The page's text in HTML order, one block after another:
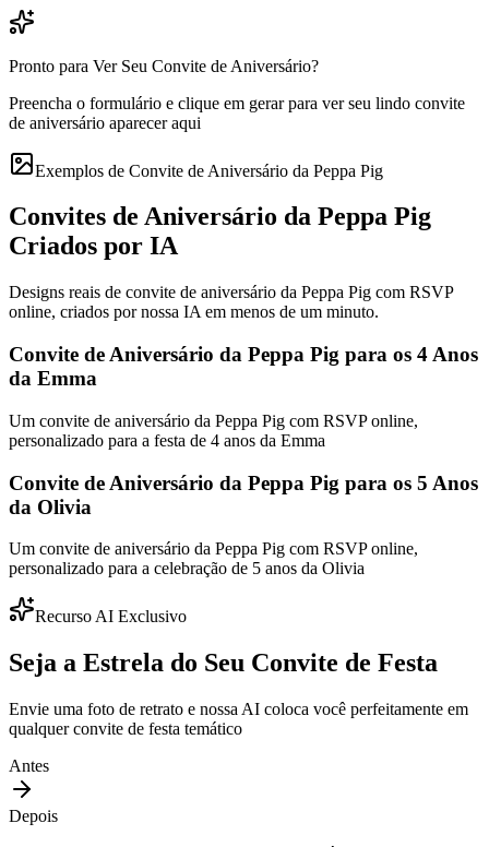
Pronto para Ver Seu Convite de Aniversário?
Preencha o formulário e clique em gerar para ver seu lindo convite
de aniversário aparecer aqui
Exemplos de Convite de Aniversário da Peppa Pig
Convites de Aniversário da Peppa Pig
Criados por IA
Designs reais de convite de aniversário da Peppa Pig com RSVP
online, criados por nossa IA em menos de um minuto.
Convite de Aniversário da Peppa Pig para os 4 Anos
da Emma
Um convite de aniversário da Peppa Pig com RSVP online,
personalizado para a festa de 4 anos da Emma
Convite de Aniversário da Peppa Pig para os 5 Anos
da Olivia
Um convite de aniversário da Peppa Pig com RSVP online,
personalizado para a celebração de 5 anos da Olivia
Recurso AI Exclusivo
Seja a Estrela do Seu Convite de Festa
Envie uma foto de retrato e nossa AI coloca você perfeitamente em
qualquer convite de festa temático
Antes
Depois